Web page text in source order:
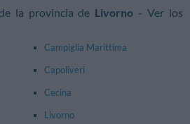
la provincia de Livorno - Ver los
Campiglia Marittima
Capoliveri
Cecina
Livorno